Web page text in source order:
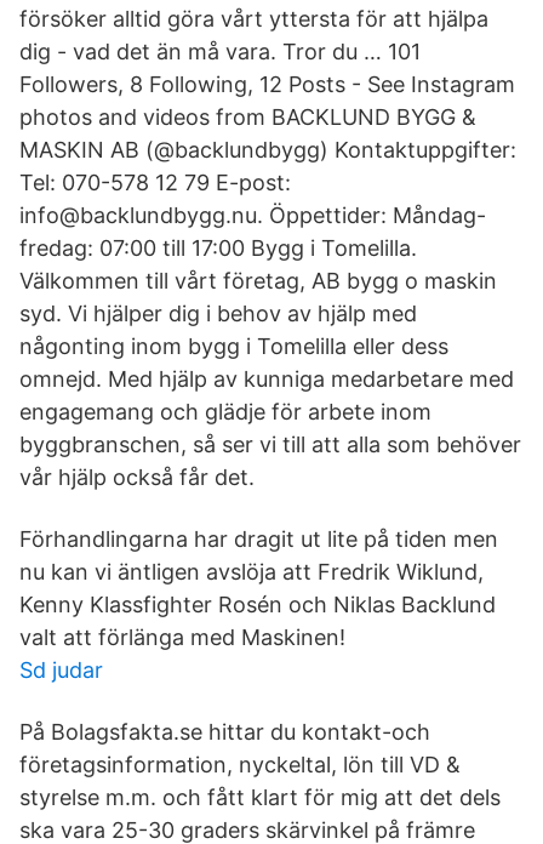
försöker alltid göra vårt yttersta för att hjälpa
dig - vad det än må vara. Tror du … 101
Followers, 8 Following, 12 Posts - See Instagram
photos and videos from BACKLUND BYGG &
MASKIN AB (@backlundbygg) Kontaktuppgifter:
Tel: 070-578 12 79 E-post:
info@backlundbygg.nu. Öppettider: Måndag-
fredag: 07:00 till 17:00 Bygg i Tomelilla.
Välkommen till vårt företag, AB bygg o maskin
syd. Vi hjälper dig i behov av hjälp med
någonting inom bygg i Tomelilla eller dess
omnejd. Med hjälp av kunniga medarbetare med
engagemang och glädje för arbete inom
byggbranschen, så ser vi till att alla som behöver
vår hjälp också får det.
Förhandlingarna har dragit ut lite på tiden men
nu kan vi äntligen avslöja att Fredrik Wiklund,
Kenny Klassfighter Rosén och Niklas Backlund
valt att förlänga med Maskinen!
Sd judar
På Bolagsfakta.se hittar du kontakt-och
företagsinformation, nyckeltal, lön till VD &
styrelse m.m. och fått klart för mig att det dels
ska vara 25-30 graders skärvinkel på främre